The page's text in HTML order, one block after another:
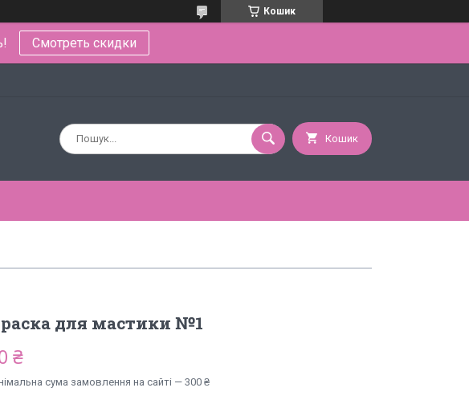
Кошик
Смотреть скидки
Кошик
для мастики №1
₴
сума замовлення на сайті — 300 ₴